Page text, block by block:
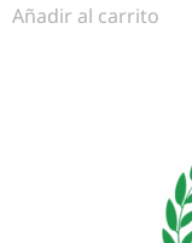
Añadir al carrito